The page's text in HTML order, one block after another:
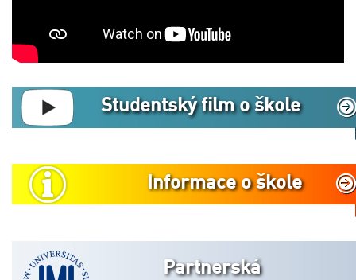
Studentský film o škole
Informace o škole
Partnerská